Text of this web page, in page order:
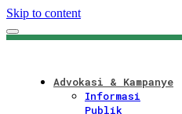
Skip to content
Advokasi & Kampanye
Informasi
Publik